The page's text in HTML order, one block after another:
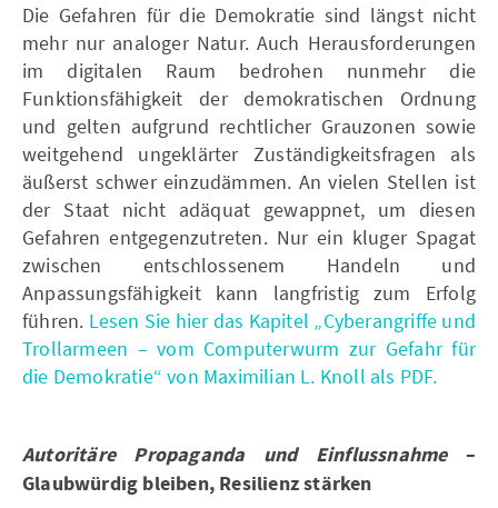
Die Gefahren für die Demokratie sind längst nicht
mehr nur analoger Natur. Auch Herausforderungen
im digitalen Raum bedrohen nunmehr die
Funktionsfähigkeit der demokratischen Ordnung
und gelten aufgrund rechtlicher Grauzonen sowie
weitgehend ungeklärter Zuständigkeitsfragen als
äußerst schwer einzudämmen. An vielen Stellen ist
der Staat nicht adäquat gewappnet, um diesen
Gefahren entgegenzutreten. Nur ein kluger Spagat
zwischen entschlossenem Handeln und
Anpassungsfähigkeit kann langfristig zum Erfolg
führen. Lesen Sie hier das Kapitel „Cyberangriffe und
Trollarmeen – vom Computerwurm zur Gefahr für
die Demokratie“ von Maximilian L. Knoll als PDF.
Autoritäre Propaganda und Einflussnahme –
Glaubwürdig bleiben, Resilienz stärken